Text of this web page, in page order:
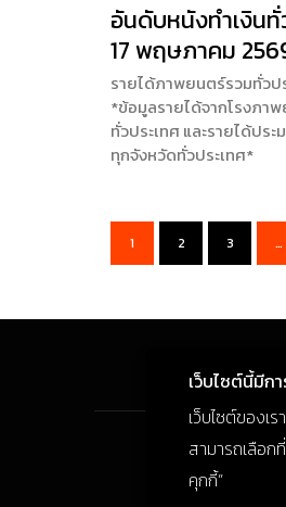
อันดับหนังทำเงิน
17 พฤษภาคม
รายได้ภาพยนตร์รวมทั่วป
*ข้อมูลรายได้จากโรงภา
ทั่วประเทศ และรายได้ป
ทุกจังหวัดทั่วประเทศ*
1 2 3 …
เว็บไซต์นี้มีก
เว็บไซต์ของเ
สามารถเลือก
คุกกี้”